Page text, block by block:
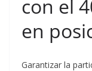
con el
en
Garantizar la